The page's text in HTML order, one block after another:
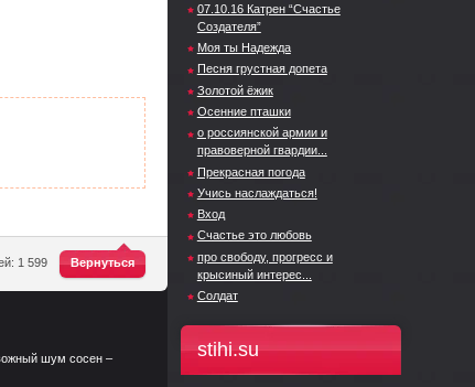
Вернуться
1 599
шум сосен –
07.10.16 Катрен “Счастье
Создателя”
Моя ты Надежда
Песня грустная допета
Золотой ёжик
Осенние пташки
о россиянской армии и
правоверной гвардии...
Прекрасная погода
Учись наслаждаться!
Вход
Счастье это любовь
про свободу, прогресс и
крысиный интерес...
Солдат
stihi.su